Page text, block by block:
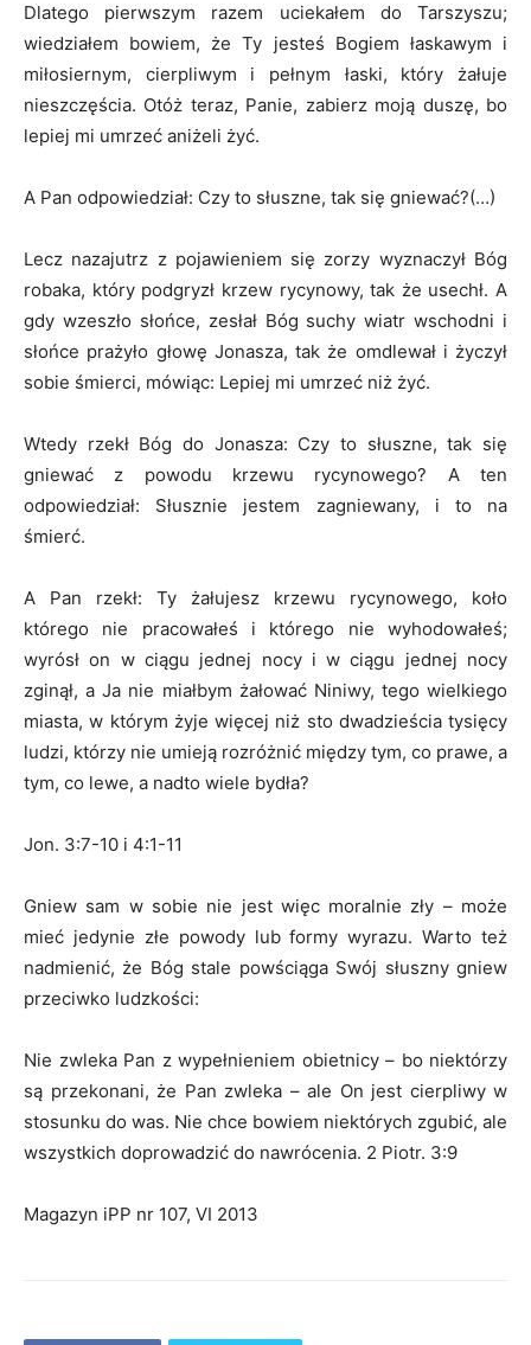
Dlatego pierwszym razem uciekałem do Tarszyszu;
wiedziałem bowiem, że Ty jesteś Bogiem łaskawym i
miłosiernym, cierpliwym i pełnym łaski, który żałuje
nieszczęścia. Otóż teraz, Panie, zabierz moją duszę, bo
lepiej mi umrzeć aniżeli żyć.
A Pan odpowiedział: Czy to słuszne, tak się gniewać?(…)
Lecz nazajutrz z pojawieniem się zorzy wyznaczył Bóg
robaka, który podgryzł krzew rycynowy, tak że usechł. A
gdy wzeszło słońce, zesłał Bóg suchy wiatr wschodni i
słońce prażyło głowę Jonasza, tak że omdlewał i życzył
sobie śmierci, mówiąc: Lepiej mi umrzeć niż żyć.
Wtedy rzekł Bóg do Jonasza: Czy to słuszne, tak się
gniewać z powodu krzewu rycynowego? A ten
odpowiedział: Słusznie jestem zagniewany, i to na
śmierć.
A Pan rzekł: Ty żałujesz krzewu rycynowego, koło
którego nie pracowałeś i którego nie wyhodowałeś;
wyrósł on w ciągu jednej nocy i w ciągu jednej nocy
zginął, a Ja nie miałbym żałować Niniwy, tego wielkiego
miasta, w którym żyje więcej niż sto dwadzieścia tysięcy
ludzi, którzy nie umieją rozróżnić między tym, co prawe, a
tym, co lewe, a nadto wiele bydła?
Jon. 3:7-10 i 4:1-11
Gniew sam w sobie nie jest więc moralnie zły – może
mieć jedynie złe powody lub formy wyrazu. Warto też
nadmienić, że Bóg stale powściąga Swój słuszny gniew
przeciwko ludzkości:
Nie zwleka Pan z wypełnieniem obietnicy – bo niektórzy
są przekonani, że Pan zwleka – ale On jest cierpliwy w
stosunku do was. Nie chce bowiem niektórych zgubić, ale
wszystkich doprowadzić do nawrócenia. 2 Piotr. 3:9
Magazyn iPP nr 107, VI 2013